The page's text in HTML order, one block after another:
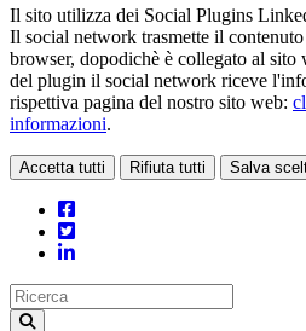
Il sito utilizza dei Social Plugins
Il social network trasmette il
browser, dopodichè è collegato al
del plugin il social network riceve
rispettiva pagina del nostro sito web:
informazioni.
Accetta tutti Rifiuta tutti Salva